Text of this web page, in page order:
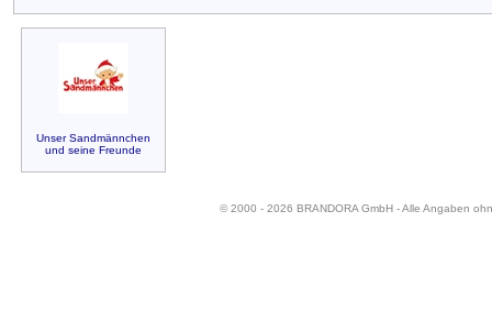
Unser Sandmännchen
und seine Freunde
© 2000 - 2026 BRANDORA GmbH - Alle Angaben